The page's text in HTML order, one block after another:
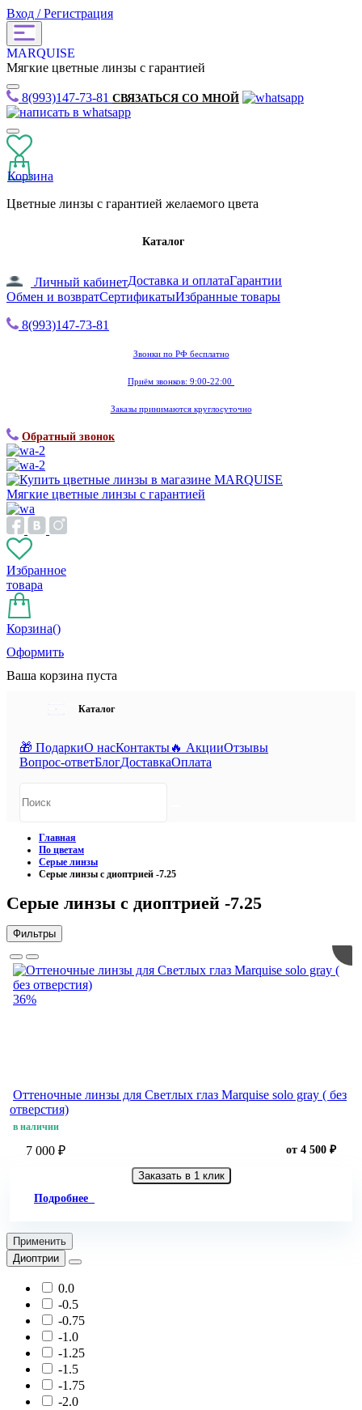
Вход / Регистрация
MARQUISE
Мягкие цветные линзы с гарантией
8(993)147-73-81 СВЯЗАТЬСЯ СО МНОЙ
Корзина
Цветные линзы с гарантией желаемого цвета
Каталог
Личный кабинетДоставка и оплатаГарантии
Обмен и возвратСертификатыИзбранные товары
8(993)147-73-81
Звонки по РФ бесплатно
Приём звонков: 9:00-22:00
Заказы принимаются круглосуточно
Обратный звонок
Мягкие цветные линзы с гарантией
Избранное
товара
Корзина()
Оформить
Ваша корзина пуста
Каталог
🎁 ПодаркиО насКонтакты🔥 АкцииОтзывы
Вопрос-ответБлогДоставкаОплата
Главная
По цветам
Серые линзы
Серые линзы с диоптрией -7.25
Серые линзы с диоптрией -7.25
Фильтры
36%
Оттеночные линзы для Светлых глаз Marquise solo gray ( без
отверстия)
в наличии
7 000 ₽ от 4 500 ₽
Заказать в 1 клик
Подробнее
Применить
Диоптрии
0.0
-0.5
-0.75
-1.0
-1.25
-1.5
-1.75
-2.0